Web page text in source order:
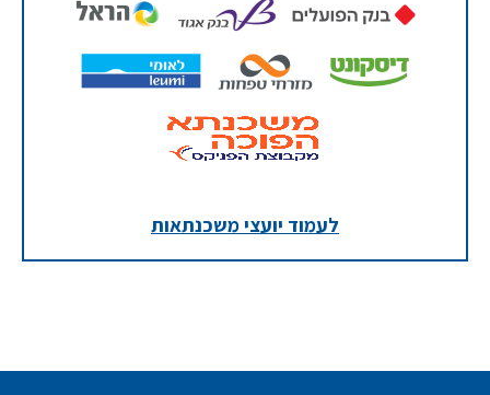
לעמוד יועצי משכנתאות